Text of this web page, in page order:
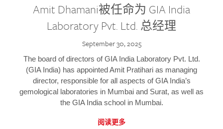
Amit Dhamani被任命为 GIA India
Laboratory Pvt. Ltd. 总经理
September 30, 2025
The board of directors of GIA India Laboratory Pvt. Ltd.
(GIA India) has appointed Amit Pratihari as managing
director, responsible for all aspects of GIA India’s
gemological laboratories in Mumbai and Surat, as well as
the GIA India school in Mumbai.
阅读更多